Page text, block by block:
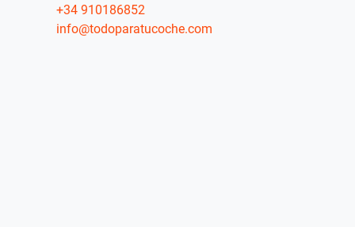
+34 910186852
info@todoparatucoche.com